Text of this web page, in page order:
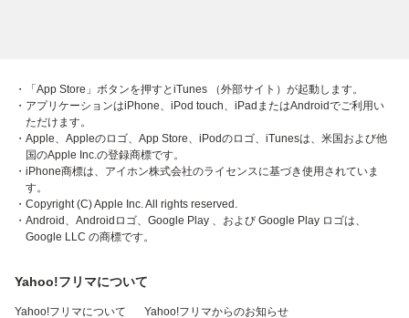
・「App Store」ボタンを押すとiTunes （外部サイト）が起動します。
・アプリケーションはiPhone、iPod touch、iPadまたはAndroidでご利用い
ただけます。
・Apple、Appleのロゴ、App Store、iPodのロゴ、iTunesは、米国および他
国のApple Inc.の登録商標です。
・iPhone商標は、アイホン株式会社のライセンスに基づき使用されていま
す。
・Copyright (C) Apple Inc. All rights reserved.
・Android、Androidロゴ、Google Play 、および Google Play ロゴは、
Google LLC の商標です。
Yahoo!フリマについて
Yahoo!フリマについて Yahoo!フリマからのお知らせ